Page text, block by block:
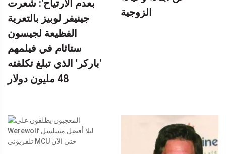
بعدم الارتياح': شعرت
جينيفر لوبيز بالتعرية
الفظيعة لجيسون
ستاثام في فيلمهم
'باركر' الذي تبلغ تكلفته
48 مليون دولار
الزوجية